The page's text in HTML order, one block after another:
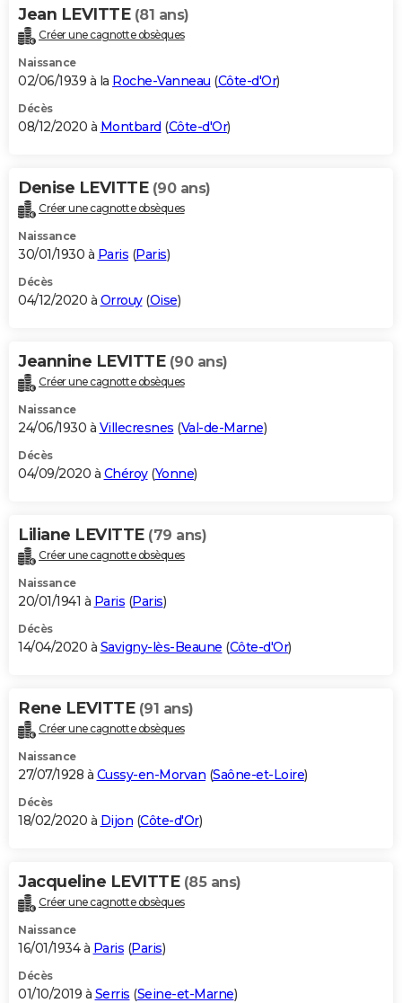
Jean LEVITTE (81 ans)
Créer une cagnotte obsèques
Naissance
02/06/1939 à la Roche-Vanneau (Côte-d'Or)
Décès
08/12/2020 à Montbard (Côte-d'Or)
Denise LEVITTE (90 ans)
Créer une cagnotte obsèques
Naissance
30/01/1930 à Paris (Paris)
Décès
04/12/2020 à Orrouy(Oise)
Jeannine LEVITTE (90 ans)
Créer une cagnotte obsèques
Naissance
24/06/1930 à Villecresnes (Val-de-Marne)
Décès
04/09/2020 à Chéroy(Yonne)
Liliane LEVITTE (79 ans)
Créer une cagnotte obsèques
Naissance
20/01/1941 à Paris (Paris)
Décès
14/04/2020 à Savigny-lès-Beaune (Côte-d'Or)
Rene LEVITTE (91 ans)
Créer une cagnotte obsèques
Naissance
27/07/1928 à Cussy-en-Morvan (Saône-et-Loire)
Décès
18/02/2020 à Dijon (Côte-d'Or)
Jacqueline LEVITTE (85 ans)
Créer une cagnotte obsèques
Naissance
16/01/1934 à Paris (Paris)
Décès
01/10/2019 à Serris (Seine-et-Marne)